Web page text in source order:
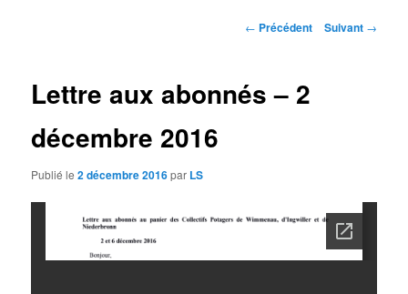
Navigation
← Précédent Suivant →
Lettre aux abonnés – 2
décembre 2016
Publié le2 décembre 2016par LS